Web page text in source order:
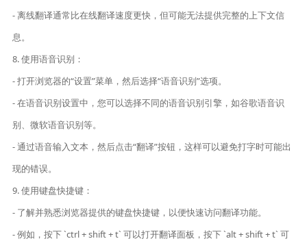
- 离线翻译通常比在线翻译速度更快，但可能无法提供完整的上下文信
息。
8. 使用语音识别：
- 打开浏览器的“设置”菜单，然后选择“语音识别”选项。
- 在语音识别设置中，您可以选择不同的语音识别引擎，如谷歌语音识
别、微软语音识别等。
- 通过语音输入文本，然后点击“翻译”按钮，这样可以避免打字时可能出
现的错误。
9. 使用键盘快捷键：
- 了解并熟悉浏览器提供的键盘快捷键，以便快速访问翻译功能。
- 例如，按下 `ctrl + shift + t` 可以打开翻译面板，按下 `alt + shift + t` 可